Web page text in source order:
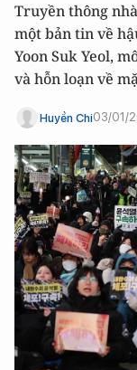
Truyền thông
một bản tin về
Yoon Suk Yeol,
và hỗn loạn về
Huyền Chi03/01/